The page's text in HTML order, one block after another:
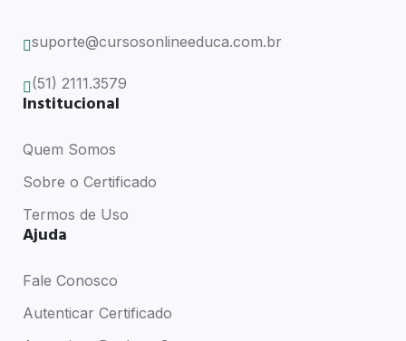
suporte@cursosonlineeduca.com.br
(51) 2111.3579
Institucional
Quem Somos
Sobre o Certificado
Termos de Uso
Ajuda
Fale Conosco
Autenticar Certificado